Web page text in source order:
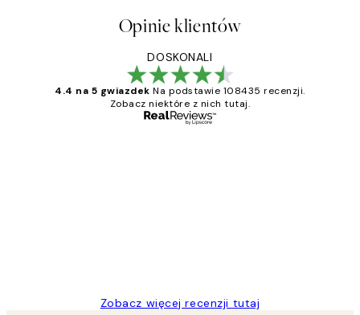
Opinie klientów
DOSKONALI
4.4 na 5 gwiazdek Na podstawie 108435 recenzji.
Zobacz niektóre z nich tutaj.
Zobacz więcej recenzji tutaj